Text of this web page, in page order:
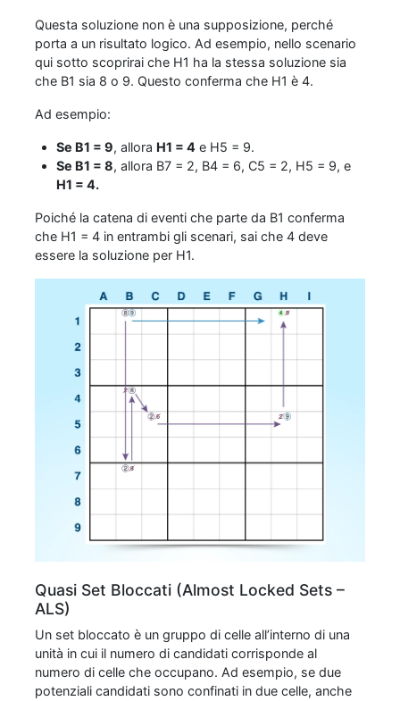
Questa soluzione non è una supposizione, perché
porta a un risultato logico. Ad esempio, nello scenario
qui sotto scoprirai che H1 ha la stessa soluzione sia
che B1 sia 8 o 9. Questo conferma che H1 è 4.
Ad esempio:
Se B1 = 9, allora H1 = 4 e H5 = 9.
Se B1 = 8, allora B7 = 2, B4 = 6, C5 = 2, H5 = 9, e
H1 = 4.
Poiché la catena di eventi che parte da B1 conferma
che H1 = 4 in entrambi gli scenari, sai che 4 deve
essere la soluzione per H1.
Quasi Set Bloccati (Almost Locked Sets –
ALS)
Un set bloccato è un gruppo di celle all’interno di una
unità in cui il numero di candidati corrisponde al
numero di celle che occupano. Ad esempio, se due
potenziali candidati sono confinati in due celle, anche